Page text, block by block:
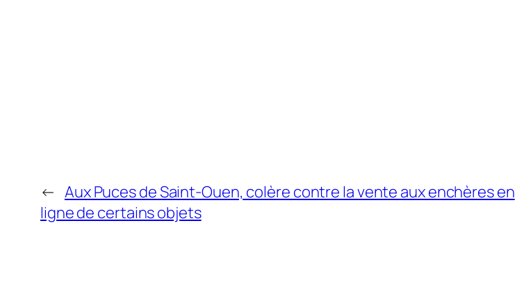
← Aux Puces de Saint-Ouen, colère contre la vente aux enchères en
ligne de certains objets